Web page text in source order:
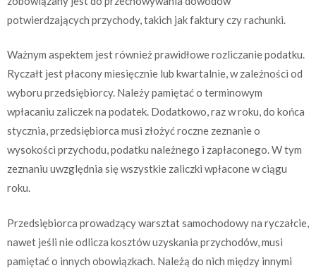
potwierdzających przychody, takich jak faktury czy rachunki.
Ważnym aspektem jest również prawidłowe rozliczanie podatku.
Ryczałt jest płacony miesięcznie lub kwartalnie, w zależności od
wyboru przedsiębiorcy. Należy pamiętać o terminowym
wpłacaniu zaliczek na podatek. Dodatkowo, raz w roku, do końca
stycznia, przedsiębiorca musi złożyć roczne zeznanie o
wysokości przychodu, podatku należnego i zapłaconego. W tym
zeznaniu uwzględnia się wszystkie zaliczki wpłacone w ciągu
roku.
Przedsiębiorca prowadzący warsztat samochodowy na ryczałcie,
nawet jeśli nie odlicza kosztów uzyskania przychodów, musi
pamiętać o innych obowiązkach. Należą do nich między innymi